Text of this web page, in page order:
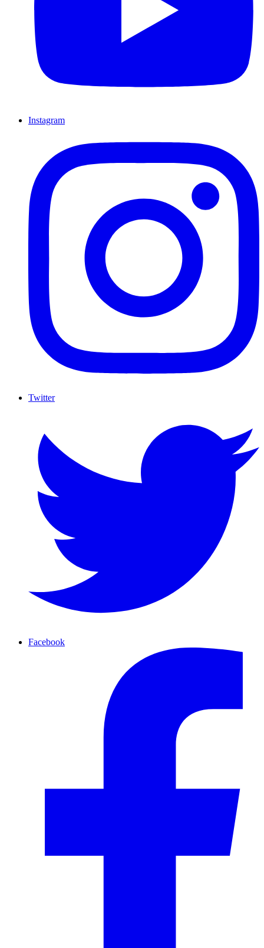
Instagram
Twitter
Facebook